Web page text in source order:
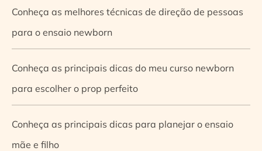
Conheça as melhores técnicas de direção de pessoas
para o ensaio newborn
Conheça as principais dicas do meu curso newborn
para escolher o prop perfeito
Conheça as principais dicas para planejar o ensaio
mãe e filho